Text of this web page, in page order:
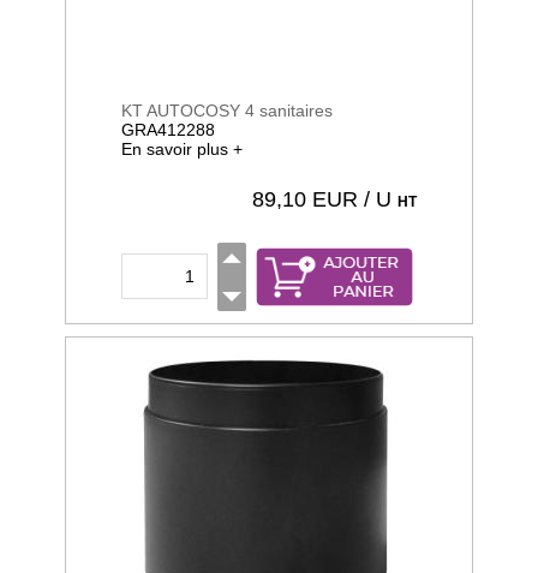
KT AUTOCOSY 4 sanitaires
GRA412288
En savoir plus +
89,10 EUR / U HT